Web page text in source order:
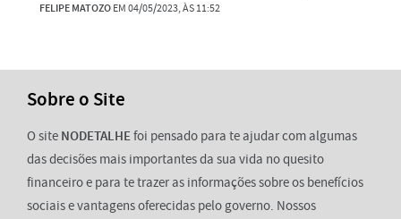
FELIPE MATOZOEM 04/05/2023, ÀS 11:52
Sobre o Site
O site NODETALHEfoi pensado para te ajudar com algumas
das decisões mais importantes da sua vida no quesito
financeiro e para te trazer as informações sobre os benefícios
sociais e vantagens oferecidas pelo governo. Nossos